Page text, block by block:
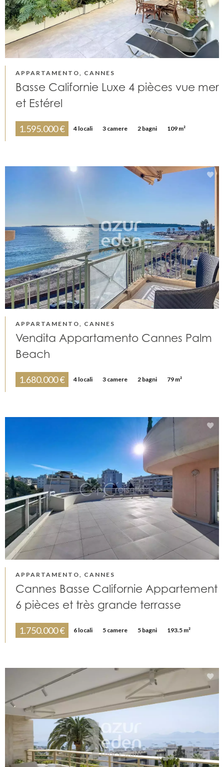
APPARTAMENTO, CANNES
Basse Californie Luxe 4 pièces vue mer
et Estérel
1.595.000 € 4 locali 3 camere 2 bagni 109 m²
APPARTAMENTO, CANNES
Vendita Appartamento Cannes Palm
Beach
1.680.000 € 4 locali 3 camere 2 bagni 79 m²
APPARTAMENTO, CANNES
Cannes Basse Californie Appartement
6 pièces et très grande terrasse
1.750.000 € 6 locali 5 camere 5 bagni 193.5 m²